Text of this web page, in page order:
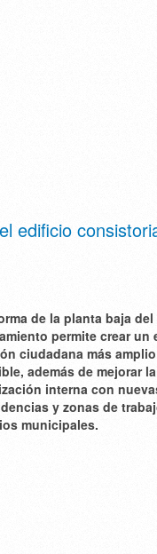
edificio
de la planta baja del
permite crear un
ciudadana más
además de mejorar la
interna con
y zonas de
municipales.